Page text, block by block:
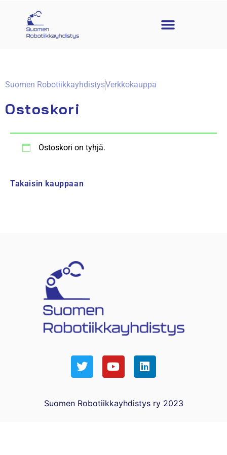
Suomen RobotiikkayhdistysVerkkokauppa
Ostoskori
Ostoskori on tyhjä.
Takaisin kauppaan
Suomen Robotiikkayhdistys ry 2023